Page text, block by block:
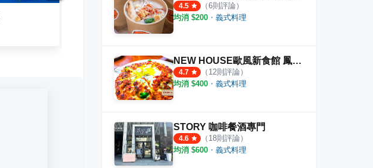
白餓記Hunger Dinosaur
則評論
丹尼早午餐廚房 武營店
4.5 （6則評論）
均消 $200 ・ 義式料理
NEW HOUSE歐風新食館 鳳山文濱店
4.7 （ 12則評論）
均消 $400 ・ 義式料理
STORY 咖啡餐酒專門
4.6 （ 18則評論）
均消 $600 ・ 義式料理